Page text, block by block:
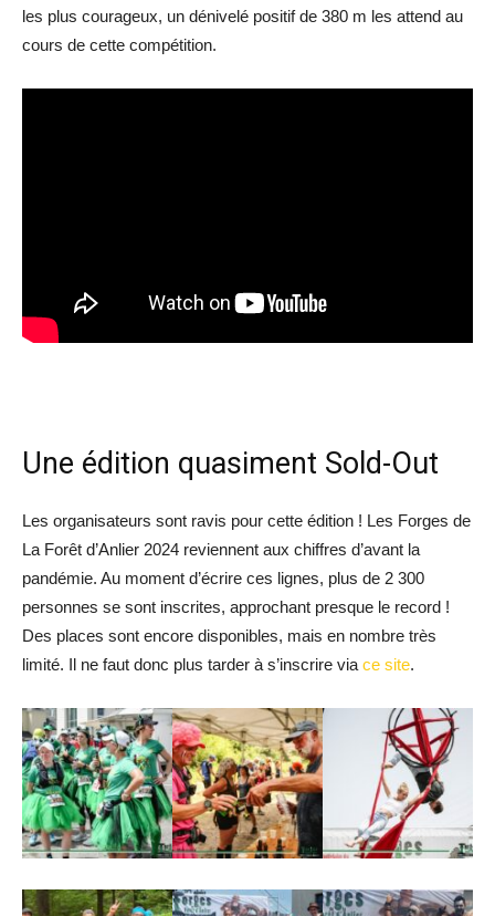
les plus courageux, un dénivelé positif de 380 m les attend au
cours de cette compétition.
Une édition quasiment Sold-Out
Les organisateurs sont ravis pour cette édition ! Les Forges de
La Forêt d’Anlier 2024 reviennent aux chiffres d’avant la
pandémie. Au moment d’écrire ces lignes, plus de 2 300
personnes se sont inscrites, approchant presque le record !
Des places sont encore disponibles, mais en nombre très
limité. Il ne faut donc plus tarder à s’inscrire via ce site.